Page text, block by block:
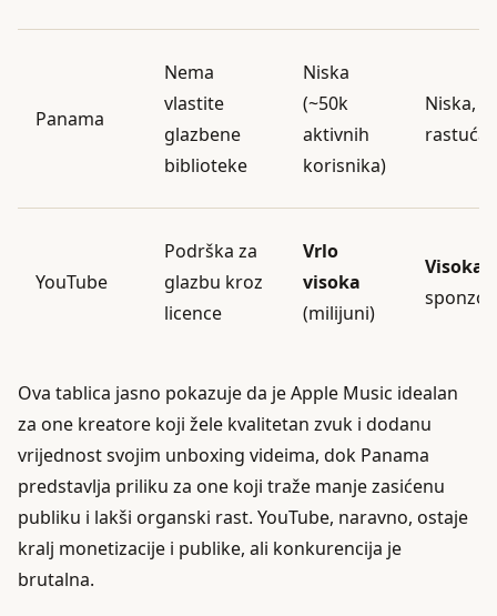
Panama
Nema
vlastite
glazbene
biblioteke
Niska
(~50k
aktivnih
korisnika)
Niska,
rastuća
YouTube
Podrška za
glazbu kroz
licence
Vrlo
visoka
(milijuni)
Visoka
Ova tablica jasno pokazuje da je Apple Music idealan
za one kreatore koji žele kvalitetan zvuk i dodanu
vrijednost svojim unboxing videima, dok Panama
predstavlja priliku za one koji traže manje zasićenu
publiku i lakši organski rast. YouTube, naravno, ostaje
kralj monetizacije i publike, ali konkurencija je
brutalna.